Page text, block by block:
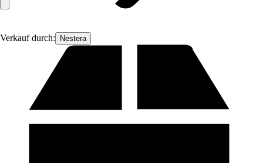
Verkauf durch: Nestera